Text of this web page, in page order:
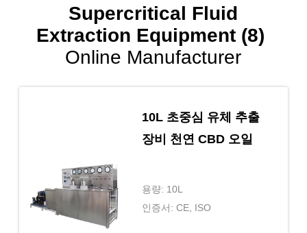
Supercritical Fluid
Extraction Equipment (8)
Online Manufacturer
10L 초중심 유체 추출
장비 천연 CBD 오일
용량: 10L
인증서: CE, ISO